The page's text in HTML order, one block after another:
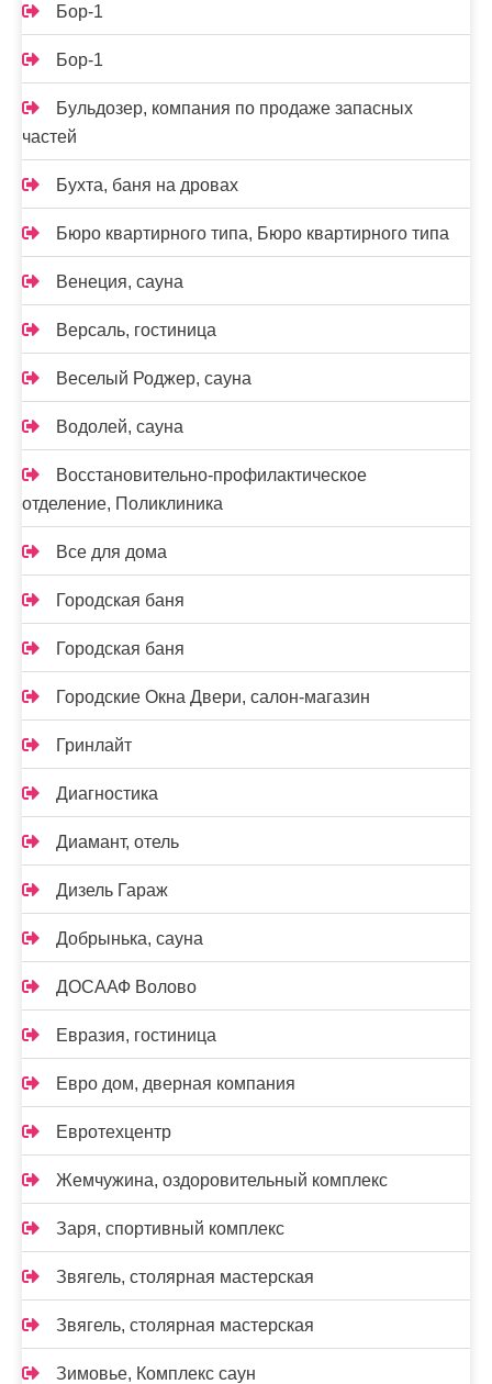
Бор-1
Бор-1
Бульдозер, компания по продаже запасных
частей
Бухта, баня на дровах
Бюро квартирного типа, Бюро квартирного типа
Венеция, сауна
Версаль, гостиница
Веселый Роджер, сауна
Водолей, сауна
Восстановительно-профилактическое
отделение, Поликлиника
Все для дома
Городская баня
Городская баня
Городские Окна Двери, салон-магазин
Гринлайт
Диагностика
Диамант, отель
Дизель Гараж
Добрынька, сауна
ДОСААФ Волово
Евразия, гостиница
Евро дом, дверная компания
Евротехцентр
Жемчужина, оздоровительный комплекс
Заря, спортивный комплекс
Звягель, столярная мастерская
Звягель, столярная мастерская
Зимовье, Комплекс саун